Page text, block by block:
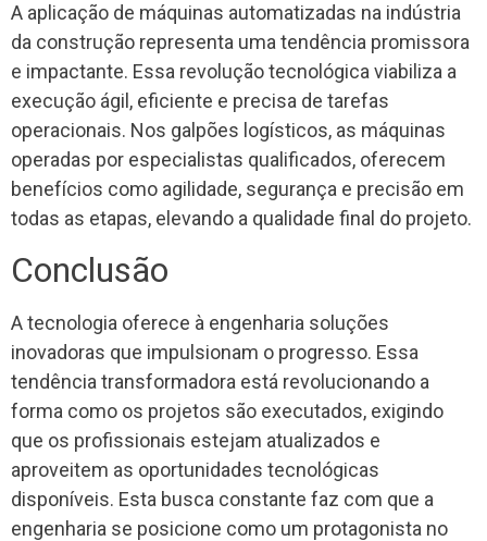
A aplicação de máquinas automatizadas na indústria
da construção representa uma tendência promissora
e impactante. Essa revolução tecnológica viabiliza a
execução ágil, eficiente e precisa de tarefas
operacionais. Nos galpões logísticos, as máquinas
operadas por especialistas qualificados, oferecem
benefícios como agilidade, segurança e precisão em
todas as etapas, elevando a qualidade final do projeto.
Conclusão
A tecnologia oferece à engenharia soluções
inovadoras que impulsionam o progresso. Essa
tendência transformadora está revolucionando a
forma como os projetos são executados, exigindo
que os profissionais estejam atualizados e
aproveitem as oportunidades tecnológicas
disponíveis. Esta busca constante faz com que a
engenharia se posicione como um protagonista no